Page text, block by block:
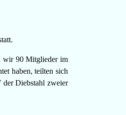
wir 90 Mitglieder im
haben, teilten sich
der Diebstahl zweier